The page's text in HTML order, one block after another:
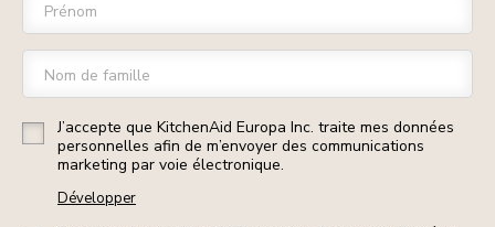
Prénom
Nom de famille
J’accepte que KitchenAid Europa Inc. traite mes données
personnelles afin de m’envoyer des communications
marketing par voie électronique.
Développer